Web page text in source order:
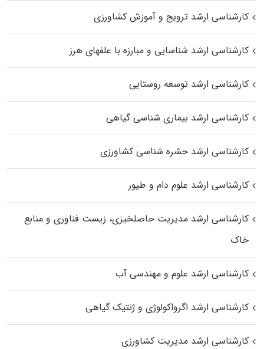
کارشناسی ارشد ترویج و آموزش کشاورزی
کارشناسی ارشد شناسایی و مبارزه با علفهای هرز
کارشناسی ارشد توسعه روستایی
کارشناسی ارشد بیماری‌ شناسی گیاهی
کارشناسی ارشد حشره‌ شناسی کشاورزی
کارشناسی ارشد علوم دام و طیور
کارشناسی ارشد مدیریت حاصلخیزی، زیست فناوری و منابع
خاک
کارشناسی ارشد علوم و مهندسی آب
کارشناسی ارشد اگرواکولوژی و ژنتیک گیاهی
کارشناسی ارشد مدیریت کشاورزی